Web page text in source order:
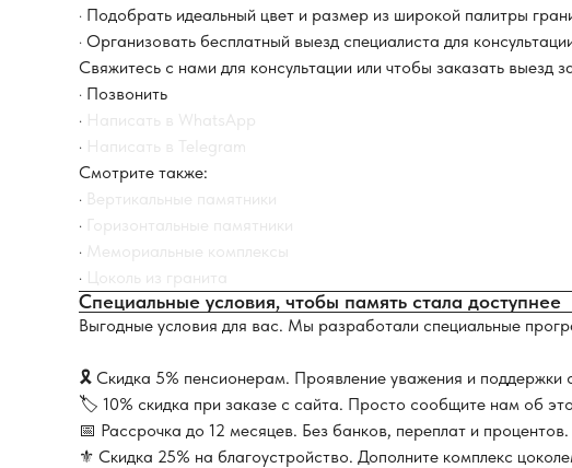
· Подобрать идеальный цвет и размер из широкой палитры
· Организовать бесплатный выезд специалиста для
Свяжитесь с нами для консультации или чтобы заказать выезд
· Позвонить
· Написать в WhatsApp
· Написать в Telegram
Смотрите также:
· Вертикальные памятники
· Горизонтальные памятники
· Мемориальные комплексы
· Цоколь из гранита
Специальные условия, чтобы память стала доступнее
Выгодные условия для вас. Мы разработали специальные
🎗 Скидка 5% пенсионерам. Проявление уважения и поддержки
🏷 10% скидка при заказе с сайта. Просто сообщите нам об
📅 Рассрочка до 12 месяцев. Без банков, переплат и
⚜️ Скидка 25% на благоустройство. Дополните комплекс